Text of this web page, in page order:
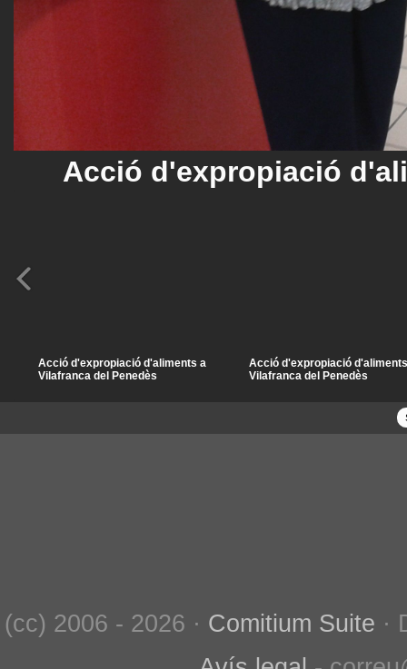
Acció d'expropiació
Acció d'expropiació d'aliments a
Vilafranca del Penedès
Acció d'expropiació
Vilafranca del Penedès
(cc) 2006 - 2026 · Comitium Suite ·